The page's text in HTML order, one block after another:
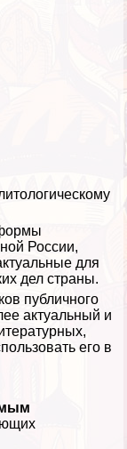
России,
для
дел страны.
публичного
актуальный и
его в